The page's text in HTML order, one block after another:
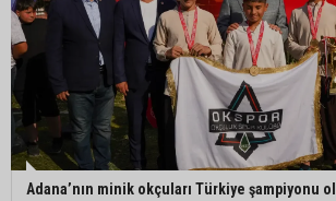
Adana’nın minik okçuları Türkiye şampiyonu